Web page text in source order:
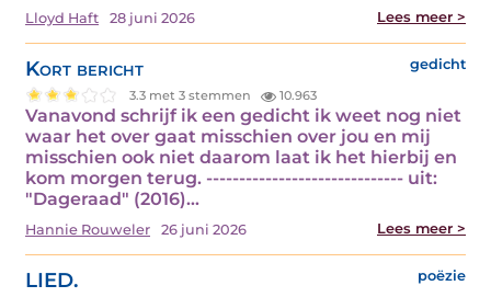
Lloyd Haft 28 juni 2026 Lees meer >
Kort bericht gedicht
3.3 met 3 stemmen 10.963
Vanavond schrijf ik een gedicht ik weet nog niet
waar het over gaat misschien over jou en mij
misschien ook niet daarom laat ik het hierbij en
kom morgen terug. ------------------------------ uit:
"Dageraad" (2016)…
Hannie Rouweler 26 juni 2026 Lees meer >
LIED. poëzie